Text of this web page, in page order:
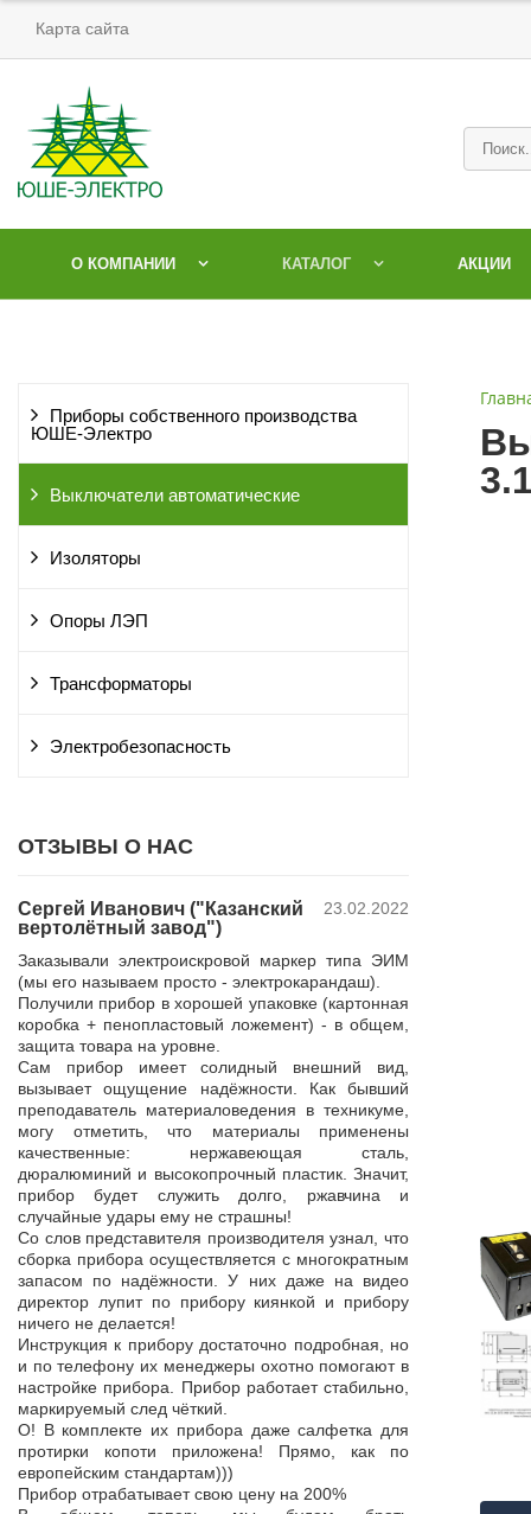
Карта сайта
О КОМПАНИИ КАТАЛОГ АКЦИИ
Приборы собственного производства
ЮШЕ-Электро
Выключатели автоматические
Изоляторы
Опоры ЛЭП
Трансформаторы
Электробезопасность
ОТЗЫВЫ О НАС
Сергей Иванович ("Казанский
вертолётный завод")
23.02.2022
Заказывали электроискровой маркер типа ЭИМ
(мы его называем просто - электрокарандаш).
Получили прибор в хорошей упаковке (картонная
коробка + пенопластовый ложемент) - в общем,
защита товара на уровне.
Сам прибор имеет солидный внешний вид,
вызывает ощущение надёжности. Как бывший
преподаватель материаловедения в техникуме,
могу отметить, что материалы применены
качественные: нержавеющая сталь,
дюралюминий и высокопрочный пластик. Значит,
прибор будет служить долго, ржавчина и
случайные удары ему не страшны!
Со слов представителя производителя узнал, что
сборка прибора осуществляется с многократным
запасом по надёжности. У них даже на видео
директор лупит по прибору киянкой и прибору
ничего не делается!
Инструкция к прибору достаточно подробная, но
и по телефону их менеджеры охотно помогают в
настройке прибора. Прибор работает стабильно,
маркируемый след чёткий.
О! В комплекте их прибора даже салфетка для
протирки копоти приложена! Прямо, как по
европейским стандартам)))
Прибор отрабатывает свою цену на 200%
Владимир
Компания
110 кВ для
Продукция
Наоборот,
качества,
На
впервые
Приятно
поставщиком!